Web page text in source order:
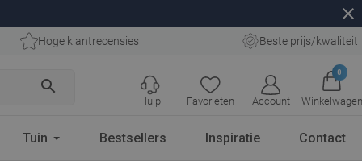
close
Hoge klantrecensies Beste prijs/kwaliteit
search
Favorieten Account
0
Winkelwagen
Hulp
Tuin Bestsellers Inspiratie Contact